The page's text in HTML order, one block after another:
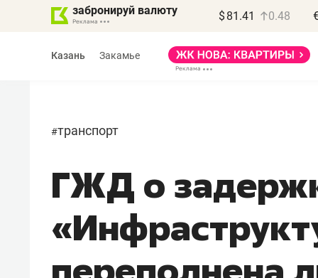
забронируй валюту $ 81.41 0.48
Казань Закамье
#транспорт
ГЖД о
Василь Мазитов
МАРТ
«Не зная местных
правил, бизнес может
потерять минимум